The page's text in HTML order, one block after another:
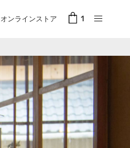
オンラインストア 1